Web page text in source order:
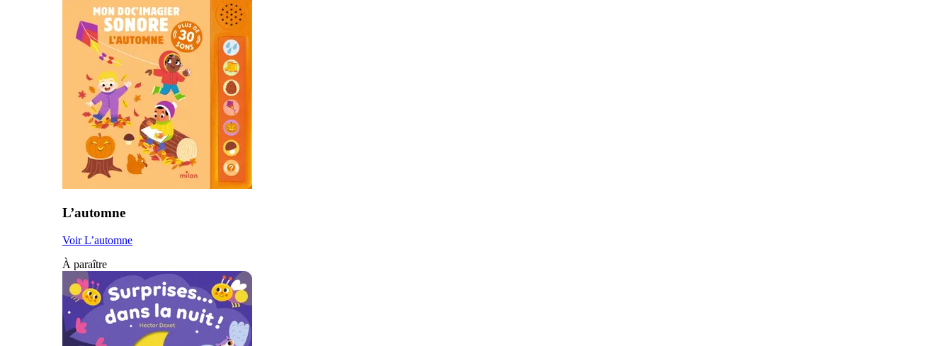
L’automne
Voir L’automne
À paraître